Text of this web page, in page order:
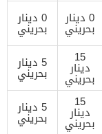
0 دينار
بحريني
0 دينار
بحريني
15
دينار
بحريني
5 دينار
بحريني
15
دينار
بحريني
5 دينار
بحريني